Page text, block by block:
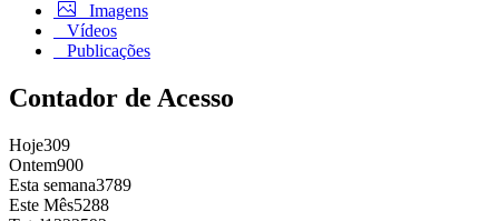
Imagens
Vídeos
Publicações
Contador de Acesso
Hoje309
Ontem900
Esta semana3789
Este Mês5288